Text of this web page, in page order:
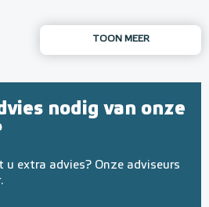
TOON MEER
nodig van onze
extra advies? Onze adviseurs